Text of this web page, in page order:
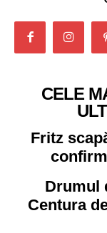
CELE
Fritz
Drumul
Centura